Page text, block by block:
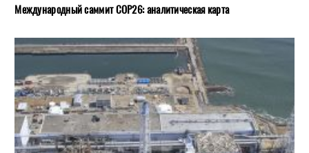
Международный саммит COP26: аналитическая карта